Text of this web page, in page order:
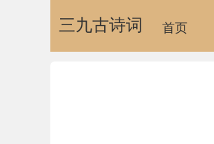
三九古诗词 首页